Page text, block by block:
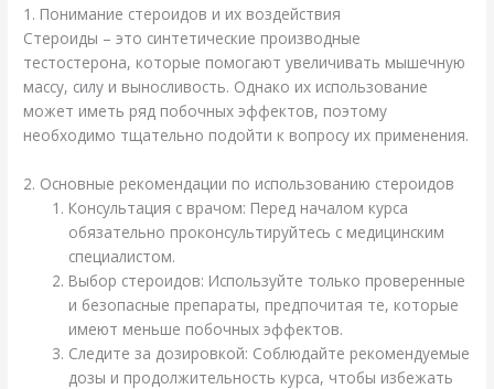
1. Понимание стероидов и их воздействия
Стероиды – это синтетические производные
тестостерона, которые помогают увеличивать мышечную
массу, силу и выносливость. Однако их использование
может иметь ряд побочных эффектов, поэтому
необходимо тщательно подойти к вопросу их применения.
2. Основные рекомендации по использованию стероидов
Консультация с врачом: Перед началом курса
обязательно проконсультируйтесь с медицинским
специалистом.
Выбор стероидов: Используйте только проверенные
и безопасные препараты, предпочитая те, которые
имеют меньше побочных эффектов.
Следите за дозировкой: Соблюдайте рекомендуемые
дозы и продолжительность курса, чтобы избежать